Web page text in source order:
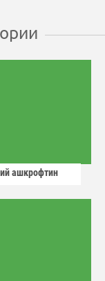
ашкрофтин